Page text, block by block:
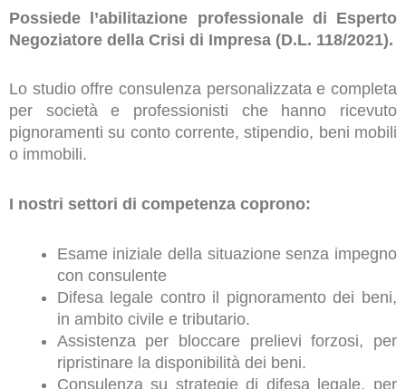
Possiede l’abilitazione professionale di Esperto
Negoziatore della Crisi di Impresa (D.L. 118/2021).
Lo studio offre consulenza personalizzata e completa
per società e professionisti che hanno ricevuto
pignoramenti su conto corrente, stipendio, beni mobili
o immobili.
I nostri settori di competenza coprono:
Esame iniziale della situazione senza impegno
con consulente
Difesa legale contro il pignoramento dei beni,
in ambito civile e tributario.
Assistenza per bloccare prelievi forzosi, per
ripristinare la disponibilità dei beni.
Consulenza su strategie di difesa legale, per